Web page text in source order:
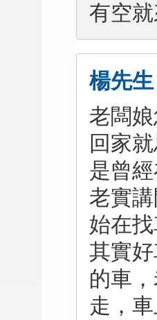
有空
楊先生
老闆
回家
是曾
老實
始在
其實
的車
走，